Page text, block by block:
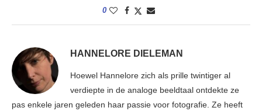
0
HANNELORE DIELEMAN
Hoewel Hannelore zich als prille twintiger al
verdiepte in de analoge beeldtaal ontdekte ze
pas enkele jaren geleden haar passie voor fotografie. Ze heeft